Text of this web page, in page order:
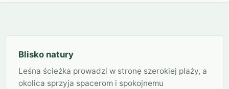
Blisko natury
Leśna ścieżka prowadzi w stronę szerokiej plaży, a
okolica sprzyja spacerom i spokojnemu